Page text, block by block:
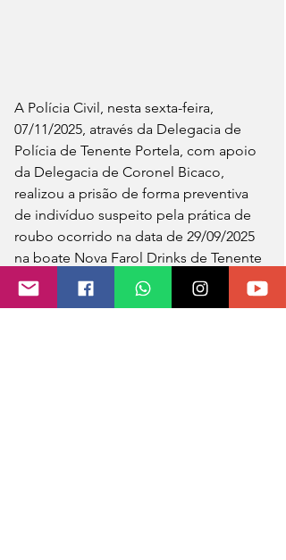
A Polícia Civil, nesta sexta-feira,
07/11/2025, através da Delegacia de
Polícia de Tenente Portela, com apoio
da Delegacia de Coronel Bicaco,
realizou a prisão de forma preventiva
de indivíduo suspeito pela prática de
roubo ocorrido na data de 29/09/2025
na boate Nova Farol Drinks de Tenente
Portela.